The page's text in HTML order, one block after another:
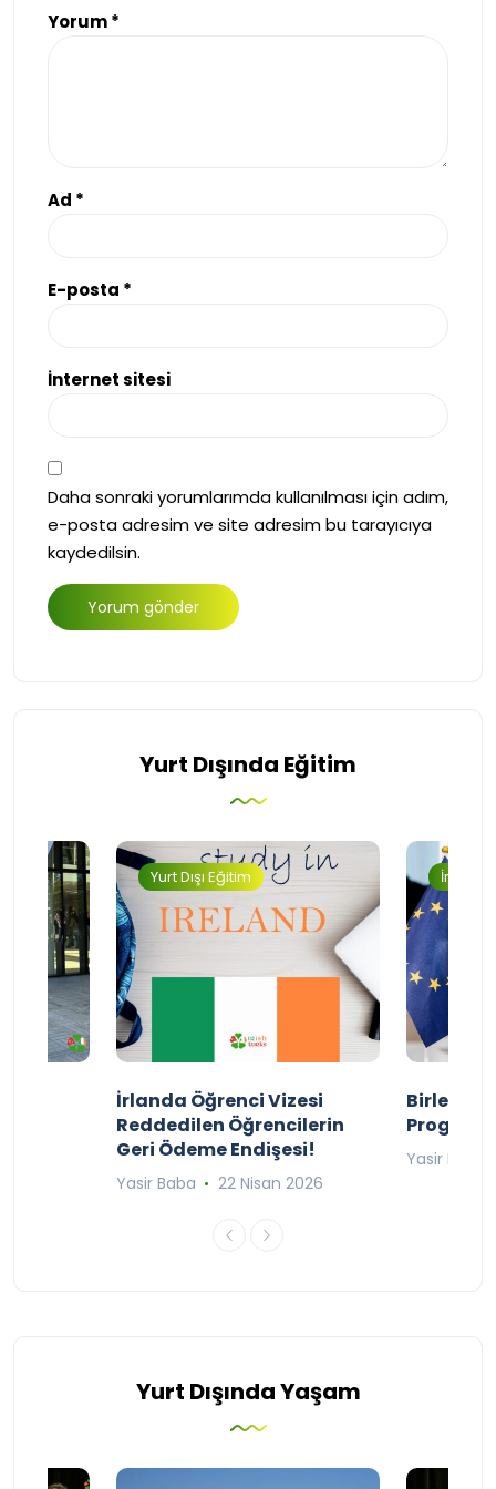
Yorum*
Ad *
E-posta *
İnternet sitesi
Daha sonraki yorumlarımda kullanılması için adım,
e-posta adresim ve site adresim bu tarayıcıya
kaydedilsin.
Yurt Dışında Eğitim
Yurt Dışı Eğitim
İrlanda Öğrenci Vizesi
Reddedilen Öğrencilerin
Geri Ödeme Endişesi!
Yasir Baba 22 Nisan 2026
Birleşik
Yasir Baba
Yurt Dışında Yaşam